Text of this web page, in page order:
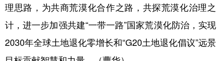
理思路，为共商荒漠化合作之路，共探荒漠化治理之
计，进一步加强共建“一带一路”国家荒漠化防治，实现
2030年全球土地退化零增长和“G20土地退化倡议”远景